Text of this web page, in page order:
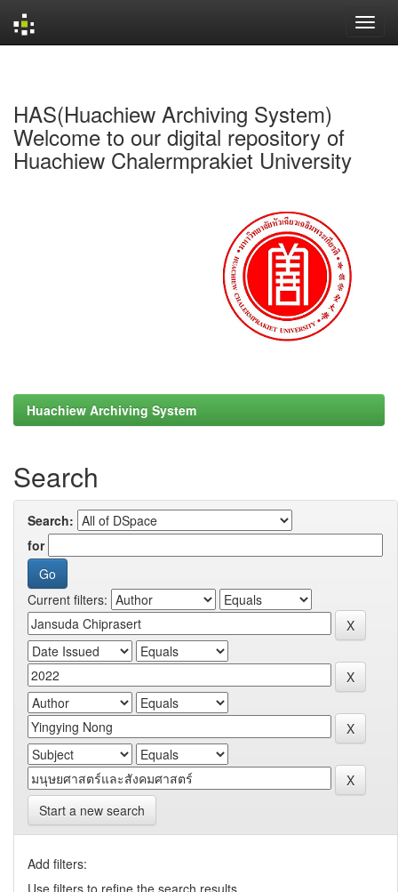
HAS(Huachiew Archiving System)
Welcome to our digital repository of
Huachiew Chalermprakiet University
Huachiew Archiving System
Search
Search:
for
Current filters:
Start a new search
Add filters:
Use filters to refine the search results.